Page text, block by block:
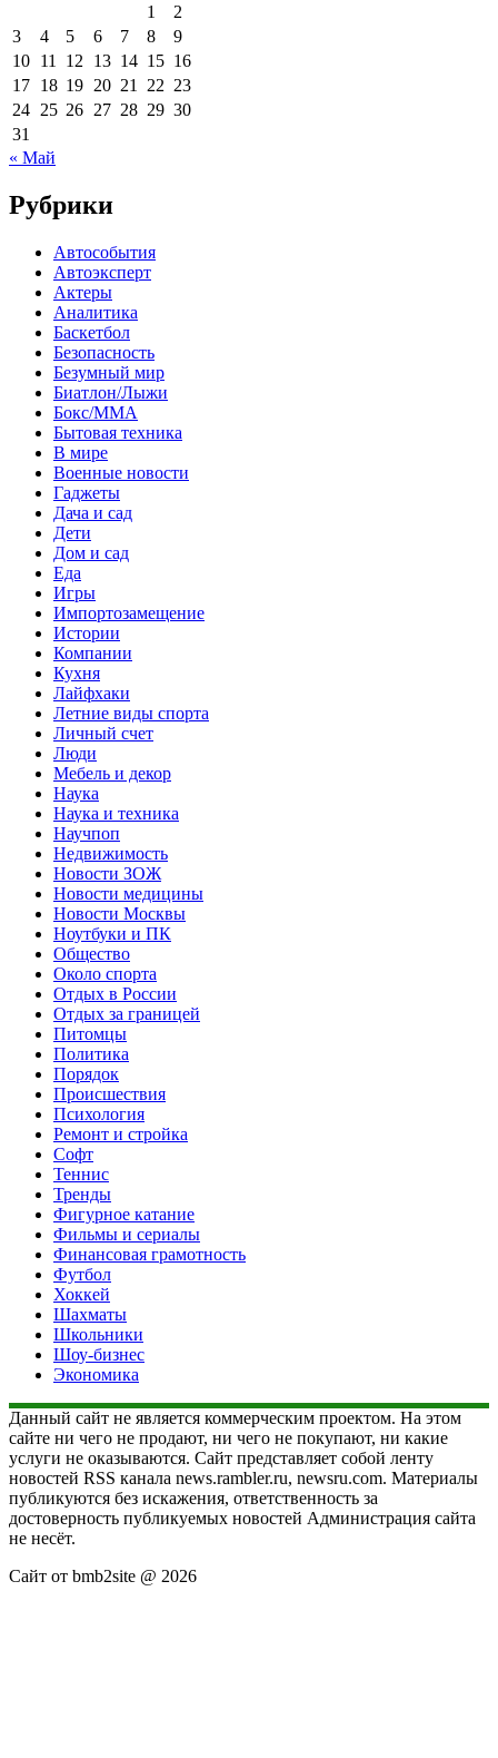
1
2
3
4 5 6 7 8
9
10 11 12 13 14 15 16
17 18 19 20 21 22 23
24 25 26 27 28 29 30
31
« Май
Рубрики
Автособытия
Автоэксперт
Актеры
Аналитика
Баскетбол
Безопасность
Безумный мир
Биатлон/Лыжи
Бокс/MMA
Бытовая техника
В мире
Военные новости
Гаджеты
Дача и сад
Дети
Дом и сад
Еда
Игры
Импортозамещение
Истории
Компании
Кухня
Лайфхаки
Летние виды спорта
Личный счет
Люди
Мебель и декор
Наука
Наука и техника
Научпоп
Недвижимость
Новости ЗОЖ
Новости медицины
Новости Москвы
Ноутбуки и ПК
Общество
Около спорта
Отдых в России
Отдых за границей
Питомцы
Политика
Порядок
Происшествия
Психология
Ремонт и стройка
Софт
Теннис
Тренды
Фигурное катание
Фильмы и сериалы
Финансовая грамотность
Футбол
Хоккей
Шахматы
Школьники
Шоу-бизнес
Экономика
Данный сайт не является коммерческим проектом. На этом
сайте ни чего не продают, ни чего не покупают, ни какие
услуги не оказываются. Сайт представляет собой ленту
новостей RSS канала news.rambler.ru, newsru.com. Материалы
публикуются без искажения, ответственность за
достоверность публикуемых новостей Администрация сайта
не несёт.
Сайт от bmb2site @ 2026